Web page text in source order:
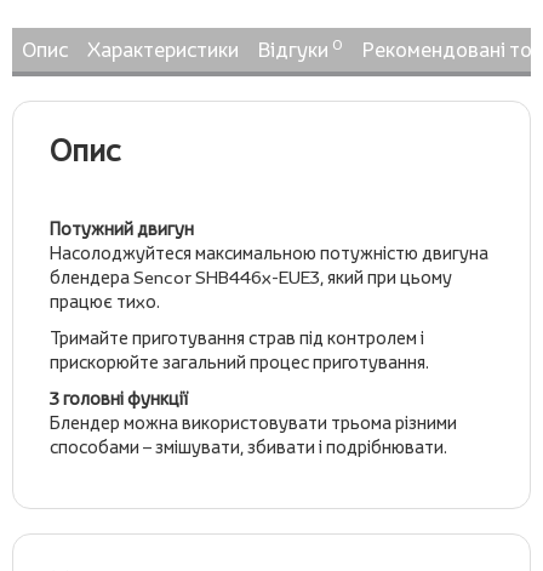
Опис Характеристики Відгуки 0 Рекомендовані
Опис
Потужний двигун
Насолоджуйтеся максимальною потужністю двигуна
блендера Sencor SHB446х-EUE3, який при цьому
працює тихо.
Тримайте приготування страв під контролем і
прискорюйте загальний процес приготування.
3 головні функції
Блендер можна використовувати трьома різними
способами – змішувати, збивати і подрібнювати.